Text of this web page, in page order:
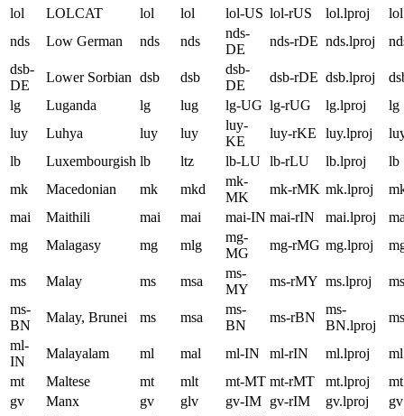
lol
LOLCAT lol lol lol-US lol-rUS lol.lproj
lol
nds
Low German nds nds
nds-
DE
nds-rDE nds.lproj
dsb-
DE
Lower Sorbian dsb dsb
dsb-
DE
dsb-rDE dsb.lproj
lg
Luganda lg lug lg-UG lg-rUG lg.lproj
lg
luy
Luhya luy luy
luy-
KE
luy-rKE luy.lproj
lb
Luxembourgish lb ltz lb-LU lb-rLU lb.lproj
lb
mk
Macedonian mk mkd
mk-
MK
mk-rMK mk.lproj
mai
Maithili mai mai mai-IN mai-rIN mai.lproj
mg
Malagasy mg mlg
mg-
MG
mg-rMG mg.lproj
ms Malay ms msa
ms-
MY
ms-rMY ms.lproj
ms
ms-
BN
Malay, Brunei ms msa
ms-
BN
ms-rBN
ms-
BN.lproj
ml-
IN
Malayalam ml mal ml-IN ml-rIN ml.lproj
ml
mt
Maltese mt mlt mt-MT mt-rMT mt.lproj
mt
gv
Manx gv glv gv-IM gv-rIM gv.lproj
gv